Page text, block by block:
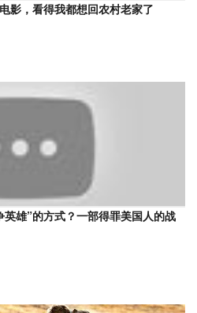
影，看得我都想回农村老家了
英雄”的方式？一部得罪美国人的战